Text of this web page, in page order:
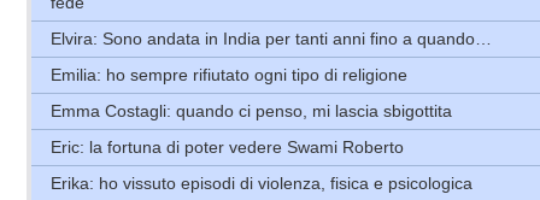
Elvira: Sono andata in India per tanti anni fino a quando…
Emilia: ho sempre rifiutato ogni tipo di religione
Emma Costagli: quando ci penso, mi lascia sbigottita
Eric: la fortuna di poter vedere Swami Roberto
Erika: ho vissuto episodi di violenza, fisica e psicologica